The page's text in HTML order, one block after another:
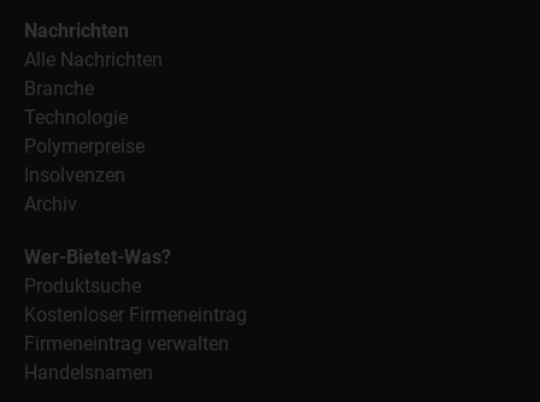
Nachrichten
Alle Nachrichten
Branche
Technologie
Polymerpreise
Insolvenzen
Archiv
Wer-Bietet-Was?
Produktsuche
Kostenloser Firmeneintrag
Firmeneintrag verwalten
Handelsnamen